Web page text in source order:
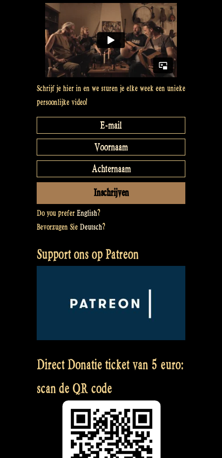
Schrijf je hier in en we sturen je elke week een unieke
persoonlijke video!
Do you prefer English?
Bevorzugen Sie Deutsch?
Support ons op Patreon
Direct Donatie ticket van 5 euro:
scan de QR code